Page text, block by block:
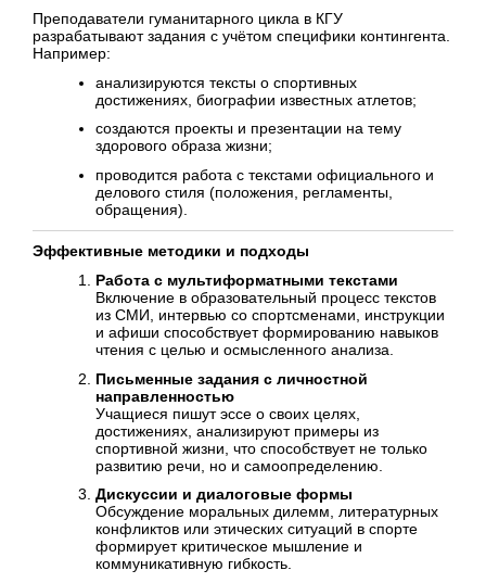
Преподаватели гуманитарного цикла в КГУ
разрабатывают задания с учётом специфики контингента.
Например:
анализируются тексты о спортивных
достижениях, биографии известных атлетов;
создаются проекты и презентации на тему
здорового образа жизни;
проводится работа с текстами официального и
делового стиля (положения, регламенты,
обращения).
Эффективные методики и подходы
Работа с мультиформатными текстами
Включение в образовательный процесс текстов
из СМИ, интервью со спортсменами, инструкции
и афиши способствует формированию навыков
чтения с целью и осмысленного анализа.
Письменные задания с личностной
направленностью
Учащиеся пишут эссе о своих целях,
достижениях, анализируют примеры из
спортивной жизни, что способствует не только
развитию речи, но и самоопределению.
Дискуссии и диалоговые формы
Обсуждение моральных дилемм, литературных
конфликтов или этических ситуаций в спорте
формирует критическое мышление и
коммуникативную гибкость.